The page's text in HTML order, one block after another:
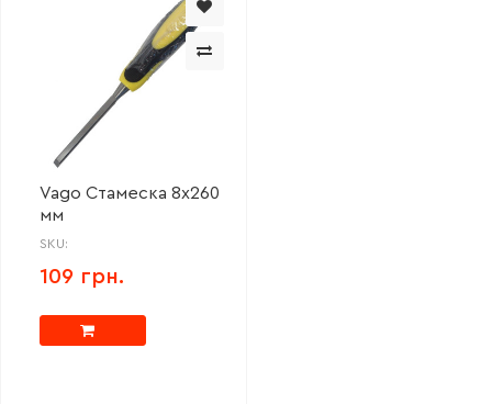
Vago Стамеска 8х260
мм
SKU:
109 грн.